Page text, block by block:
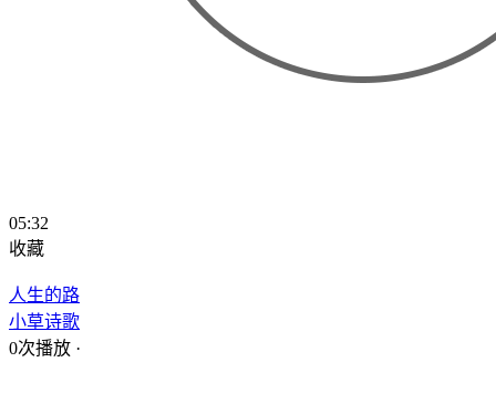
05:32
收藏
人生的路
小草诗歌
0次播放 ·